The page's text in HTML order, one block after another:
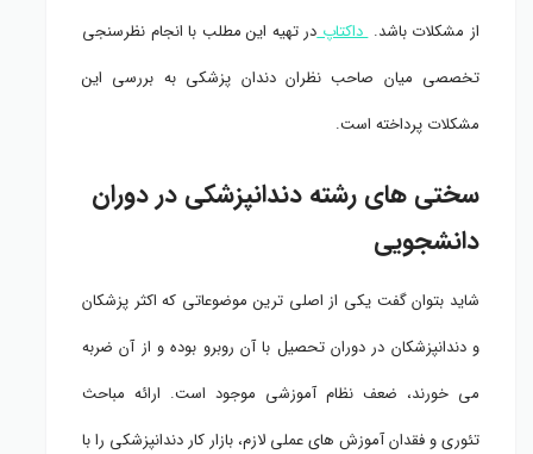
از مشکلات باشد.داکتاپدر تهیه این مطلب با انجام نظرسنجی
تخصصی میان صاحب نظران دندان پزشکی به بررسی این
مشکلات پرداخته است.
سختی های رشته دندانپزشکی در دوران
دانشجویی
شاید بتوان گفت یکی از اصلی ترین موضوعاتی که اکثر پزشکان
و دندانپزشکان در دوران تحصیل با آن روبرو بوده و از آن ضربه
می خورند، ضعف نظام آموزشی موجود است. ارائه مباحث
تئوری و فقدان آموزش های عملی لازم، بازار کار دندانپزشکی را با